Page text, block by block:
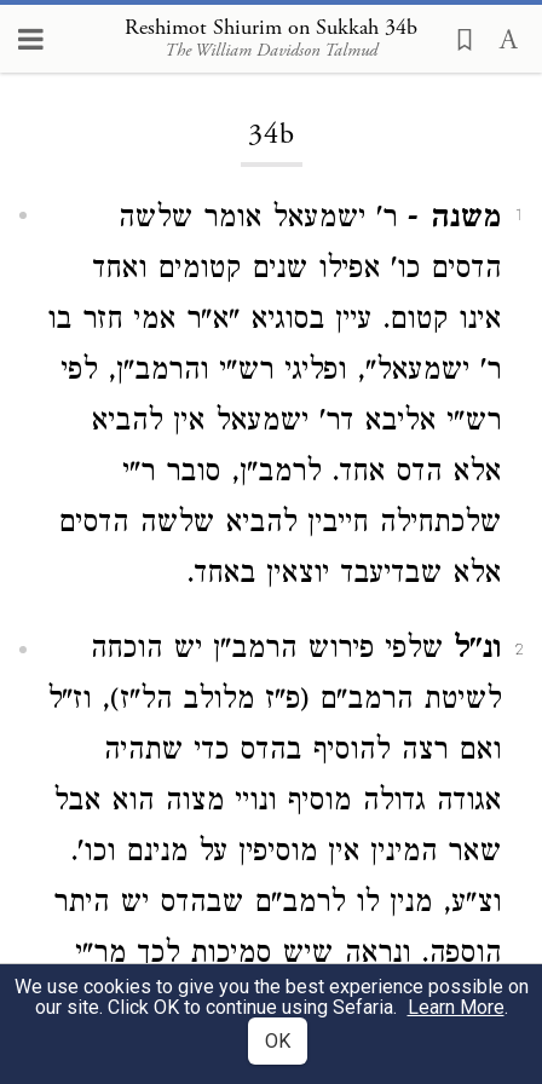
Reshimot Shiurim on Sukkah 34b
The William Davidson Talmud
Loading...
34b
1 משנה - ר' ישמעאל אומר שלשה
הדסים כו' אפילו שנים קטומים ואחד
אינו קטום. עיין בסוגיא "א"ר אמי חזר בו
ר' ישמעאל", ופליגי רש"י והרמב"ן, לפי
רש"י אליבא דר' ישמעאל אין להביא
אלא הדס אחד. לרמב"ן, סובר ר"י
שלכתחילה חייבין להביא שלשה הדסים
אלא שבדיעבד יוצאין באחד.
2 ונ"ל שלפי פירוש הרמב"ן יש הוכחה
לשיטת הרמב"ם (פ"ז מלולב הל"ז), וז"ל
ואם רצה להוסיף בהדס כדי שתהיה
אגודה גדולה מוסיף ונויי מצוה הוא אבל
שאר המינין אין מוסיפין על מנינם וכו'.
וצ"ע, מנין לו לרמב"ם שבהדס יש היתר
הוספה. ונראה שיש סמיכות לכך מר"י
הסובר שיוצאים בהדס אחד ומ"מ יש
להוסיף לכתחילה עוד שני הדסים, מכאן
We use cookies to give you the best experience possible on
our site. Click OK to continue using Sefaria. Learn More.
OK